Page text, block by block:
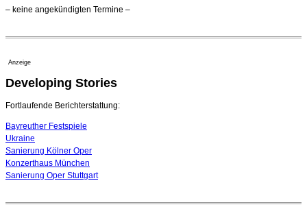
Ensemblemitglieder
Dirigent Nicolás Pasquet mit Würth-Preis der
Jeunesses Musicales ausgezeichnet
07. August 2026 - 13:20 Uhr
– keine angekündigten Termine –
Anzeige
Developing Stories
Fortlaufende Berichterstattung:
Bayreuther Festspiele
Ukraine
Sanierung Kölner Oper
Konzerthaus München
Sanierung Oper Stuttgart